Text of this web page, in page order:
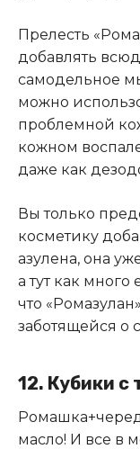
Прелесть
добавлять
самодельное
можно
проблемной
кожном
даже как
Вы только
косметику
азулена, она
а тут как много
что
заботящейся о
12. Кубики с
масло! И все в